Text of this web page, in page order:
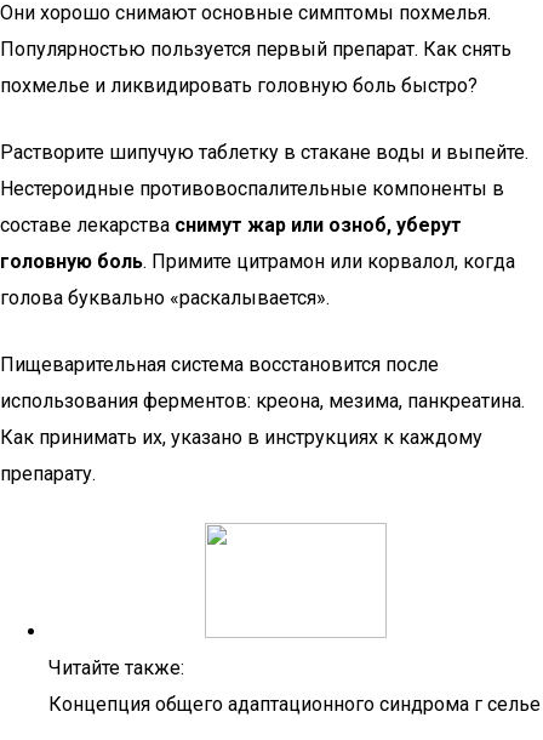
Они хорошо снимают основные симптомы похмелья.
Популярностью пользуется первый препарат. Как снять
похмелье и ликвидировать головную боль быстро?
Растворите шипучую таблетку в стакане воды и выпейте.
Нестероидные противовоспалительные компоненты в
составе лекарства снимут жар или озноб, уберут
головную боль. Примите цитрамон или корвалол, когда
голова буквально «раскалывается».
Пищеварительная система восстановится после
использования ферментов: креона, мезима, панкреатина.
Как принимать их, указано в инструкциях к каждому
препарату.
Читайте также:
Концепция общего адаптационного синдрома г селье